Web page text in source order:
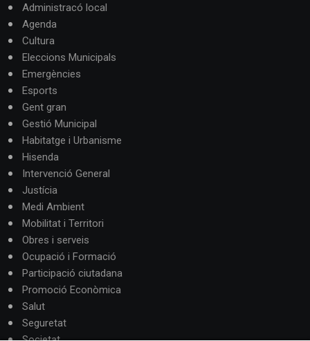
Administracó local
Agenda
Cultura
Eleccions Municipals
Emergències
Esports
Gent gran
Gestió Municipal
Habitatge i Urbanisme
Hisenda
Intervenció General
Justícia
Medi Ambient
Mobilitat i Territori
Obres i serveis
Ocupació i Formació
Participació ciutadana
Promoció Econòmica
Salut
Seguretat